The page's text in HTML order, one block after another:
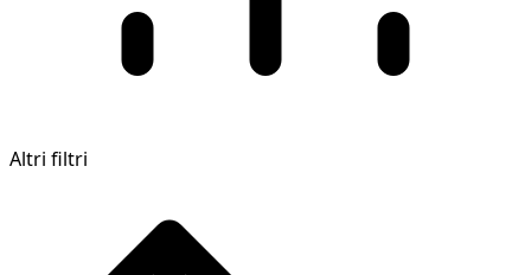
Altri filtri